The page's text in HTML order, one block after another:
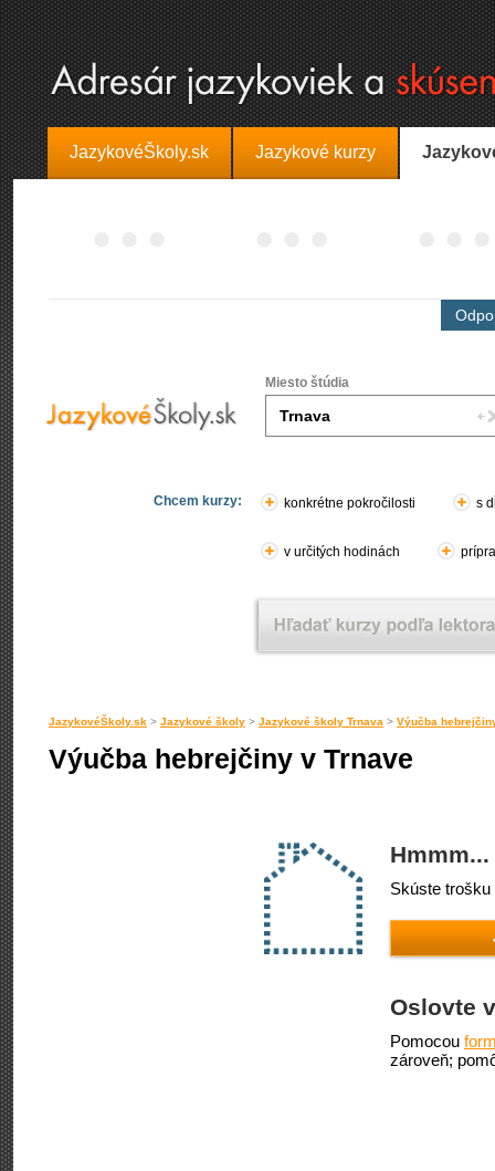
JazykovéŠkoly.sk Jazykové kurzy
Miesto štúdia
Chcem kurzy: konkrétne pokročilosti s
v určitých hodinách
JazykovéŠkoly.sk > Jazykové školy > Jazykové školy Trnava > Výučba
Výučba hebrejčiny v Trnave
Skúste
Oslovte
Pomocou
zároveň;